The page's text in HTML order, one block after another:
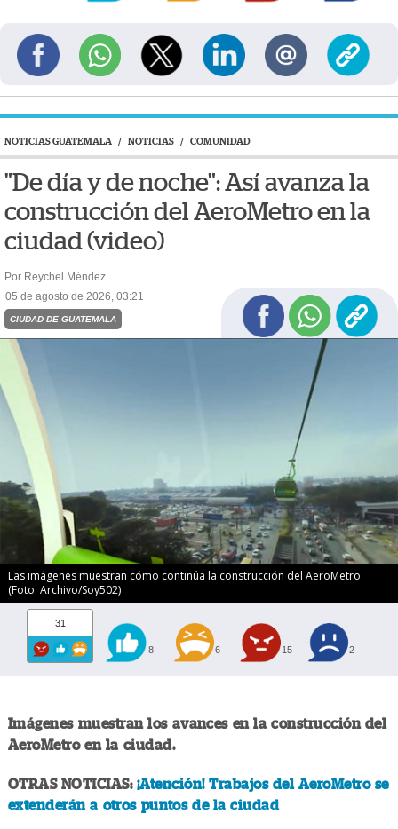
NOTICIAS GUATEMALA / NOTICIAS / COMUNIDAD
"De día y de noche": Así avanza la
construcción del AeroMetro en la
ciudad (video)
Por Reychel Méndez
05 de agosto de 2026, 03:21
CIUDAD DE GUATEMALA
Las imágenes muestran cómo continúa la construcción del AeroMetro.
(Foto: Archivo/Soy502)
31
8 6 15 2
Imágenes muestran los avances en la construcción del
AeroMetro en la ciudad.
OTRAS NOTICIAS: ¡Atención! Trabajos del AeroMetro se
extenderán a otros puntos de la ciudad